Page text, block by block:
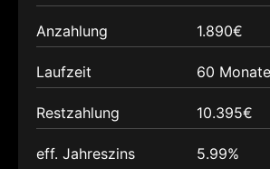
Anzahlung 1.890€
Laufzeit 60 Monate
Restzahlung 10.395€
eff. Jahreszins 5.99%